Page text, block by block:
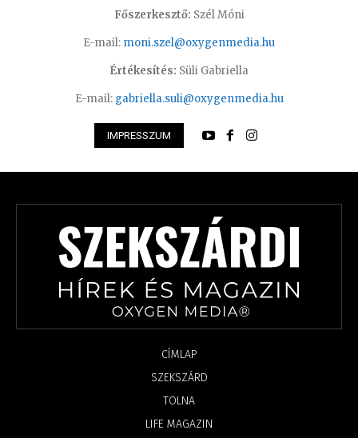
Főszerkesztő: Szél Móni
E-mail: moni.szel@oxygenmedia.hu
Értékesítés: Süli Gabriella
E-mail: gabriella.suli@oxygenmedia.hu
IMPRESSZUM
CÍMLAP
SZEKSZÁRD
TOLNA
LIFE MAGAZIN